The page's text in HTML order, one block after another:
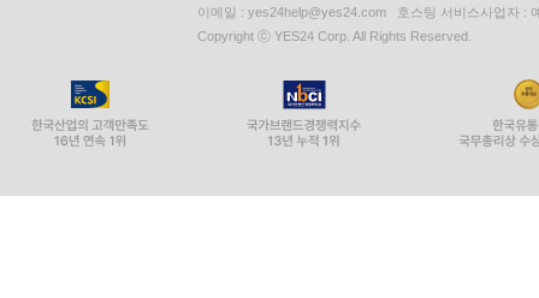
이메일 : yes24help@yes24.com 호스팅 서비스사업자 :
Copyright ⓒ YES24 Corp. All Rights Reserved.